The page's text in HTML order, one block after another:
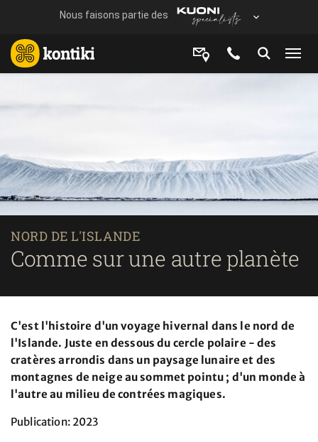
NORD DE L'ISLANDE
Comme sur une autre planète
C'est l'histoire d'un voyage hivernal dans le nord de
l'Islande. Juste en dessous du cercle polaire - des
cratères arrondis dans un paysage lunaire et des
montagnes de neige au sommet pointu ; d'un monde à
l'autre au milieu de contrées magiques.
Publication: 2023